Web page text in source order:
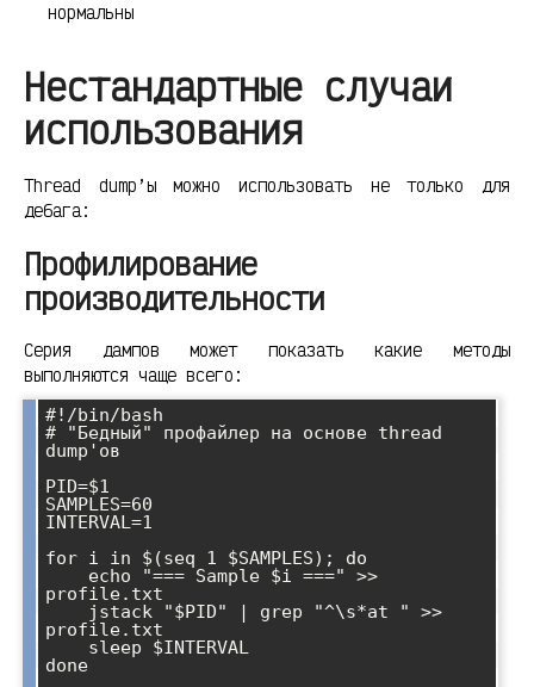
нормальны
Нестандартные случаи
использования
Thread dump’ы можно использовать не только для
дебага:
Профилирование
производительности
Серия дампов может показать какие методы
выполняются чаще всего:
#!/bin/bash
# "Бедный" профайлер на основе thread
dump'ов
PID=$1
SAMPLES=60
INTERVAL=1
for i in $(seq 1 $SAMPLES); do
profile.txt
profile.txt
done